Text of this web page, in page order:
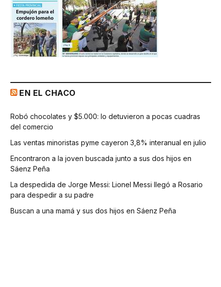
EN EL CHACO
Robó chocolates y $5.000: lo detuvieron a pocas cuadras
del comercio
Las ventas minoristas pyme cayeron 3,8% interanual en julio
Encontraron a la joven buscada junto a sus dos hijos en
Sáenz Peña
La despedida de Jorge Messi: Lionel Messi llegó a Rosario
para despedir a su padre
Buscan a una mamá y sus dos hijos en Sáenz Peña